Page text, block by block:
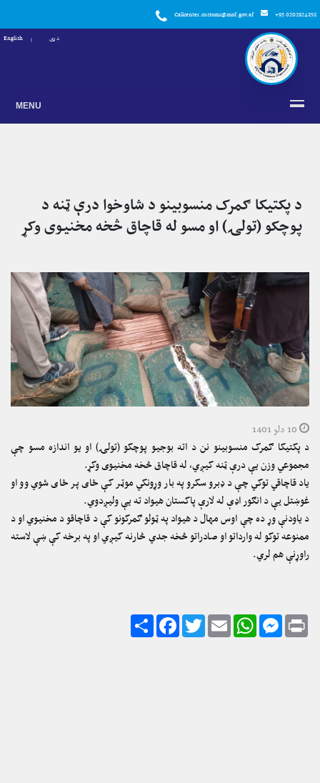
Callcenter.customs@mof.gov.af +93 0202924858
دری English
MENU
د پکتیکا ګمرک منسوبینو د شاوخوا درې ټنه د
پوچکو (تولۍ) او مسو له قاچاق څخه مخنیوی وکړ
د پکتیکا ګمرک منسوبینو نن د اته بوجیو پوچکو (تولۍ) او یو اندازه مسو چې
مجموعي وزن یې درې ټنه کيږي، له قاچاق څخه مخنیوی وکړ.
یاد قاچاقي توکي چې د ډبرو سکرو په بار وړونکي موټر کې ځای پر ځای شوي وو او
غوښتل يې د انګور اډې له لارې پاکستان هيواد ته یې ولیږدوي.
د یاودنې وړ ده چې اوس مهال د هیواد په ټولو ګمرکونو کې د قاچاقو د مخنیوي او د
ممنوعه توکو له وارداتو او صادراتو څخه جدي څارنه کيږي او په برخه کې ښې لاسته
راوړنې هم لري.